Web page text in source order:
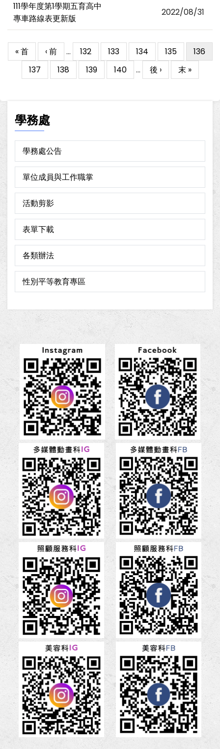
111學年度第1學期五育高中
專車路線表更新版
2022/08/31
Pagination
First
page
« 首
Previous
page
‹ 前 … Page
132 Page
133 Page
134 Page
135
目
前
頁
136
Page
137 Page
138 Page
139 Page
140 …
下
一
後 ›
Last
page
末 »
學務處
學務處公告
單位成員與工作職掌
活動剪影
表單下載
各類辦法
性別平等教育專區